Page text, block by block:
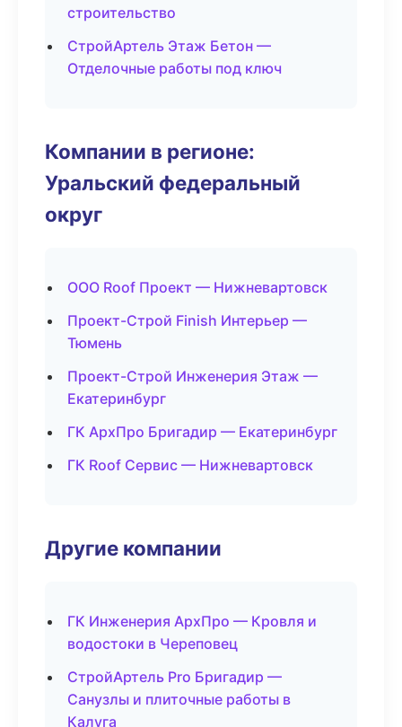
строительство
СтройАртель Этаж Бетон —
Отделочные работы под ключ
Компании в регионе:
Уральский федеральный
округ
ООО Roof Проект — Нижневартовск
Проект-Строй Finish Интерьер —
Тюмень
Проект-Строй Инженерия Этаж —
Екатеринбург
ГК АрхПро Бригадир — Екатеринбург
ГК Roof Сервис — Нижневартовск
Другие компании
ГК Инженерия АрхПро — Кровля и
водостоки в Череповец
СтройАртель Pro Бригадир —
Санузлы и плиточные работы в
Калуга